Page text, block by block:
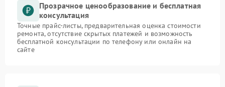
Прозрачное ценообразование и бесплатная
консультация
Точные прайс-листы, предварительная оценка стоимости
ремонта, отсутствие скрытых платежей и возможность
бесплатной консультации по телефону или онлайн на
сайте